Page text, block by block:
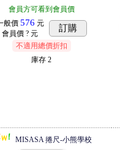
會員方可看到會員價
般價 576 元
會員價 ? 元
訂購
不適用總價折扣
庫存 2
MISASA 捲尺-小熊學校